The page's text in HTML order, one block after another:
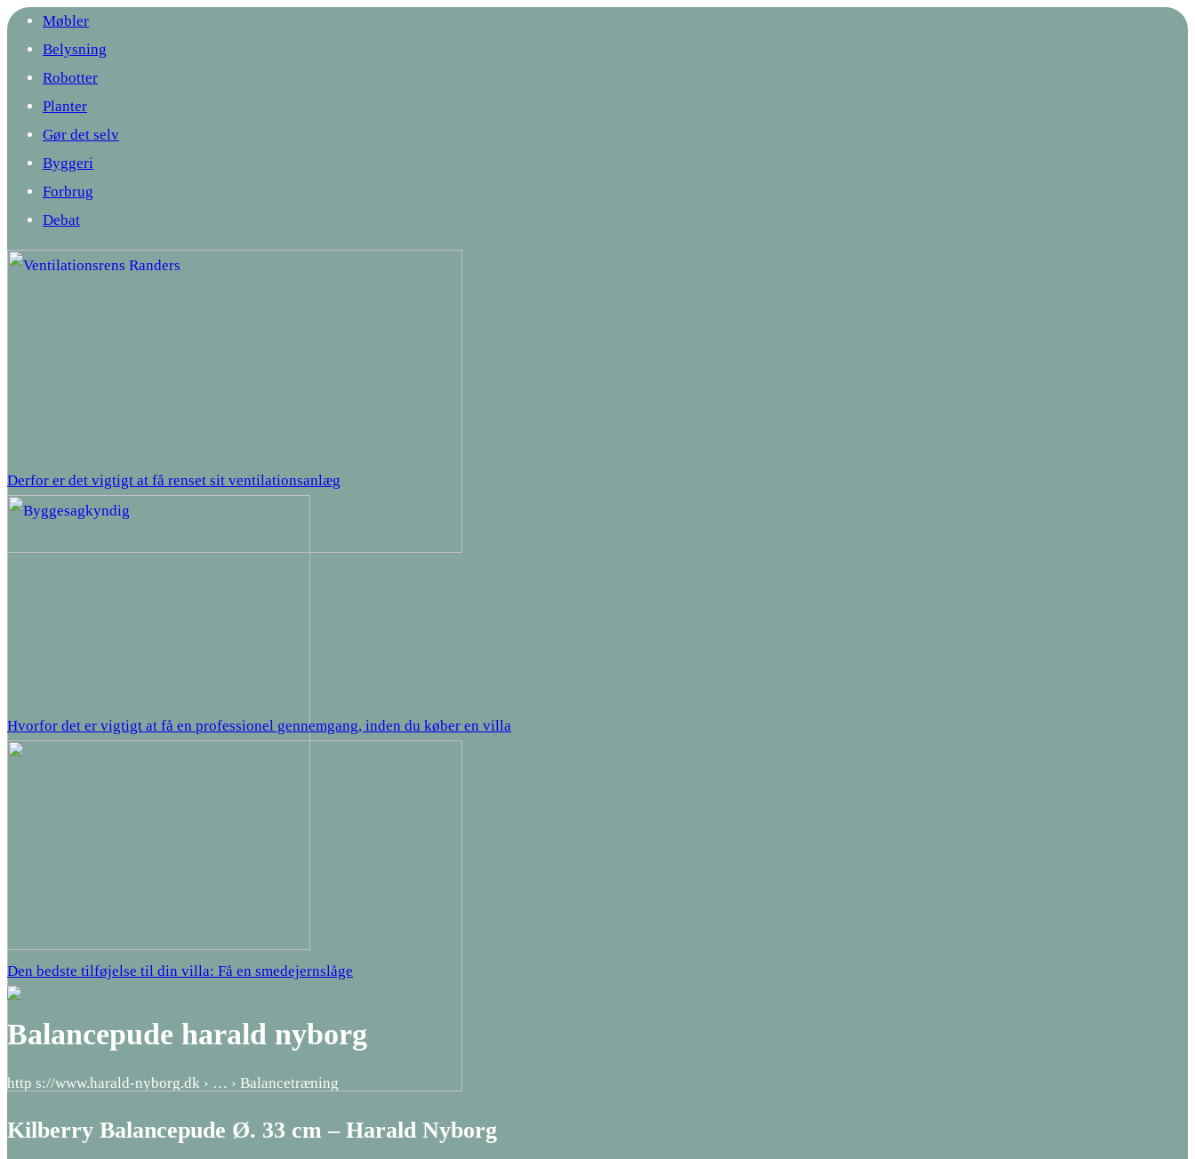
Møbler
Belysning
Robotter
Planter
Gør det selv
Byggeri
Forbrug
Debat
Derfor er det vigtigt at få renset sit ventilationsanlæg
Hvorfor det er vigtigt at få en professionel gennemgang, inden du køber en villa
Den bedste tilføjelse til din villa: Få en smedejernslåge
Balancepude harald nyborg
http s://www.harald-nyborg.dk › … › Balancetræning
Kilberry Balancepude Ø. 33 cm – Harald Nyborg